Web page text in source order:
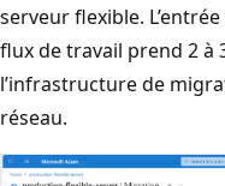
serveur flexible.
flux de travail prend 2
l’infrastructure de
réseau.